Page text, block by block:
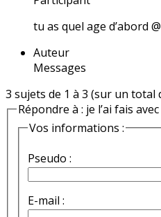
tu as quel age d’abord
Auteur
Messages
3 sujets de 1 à 3 (sur un total
Répondre à : je l’ai fais
Vos informations :
Pseudo :
E-mail :